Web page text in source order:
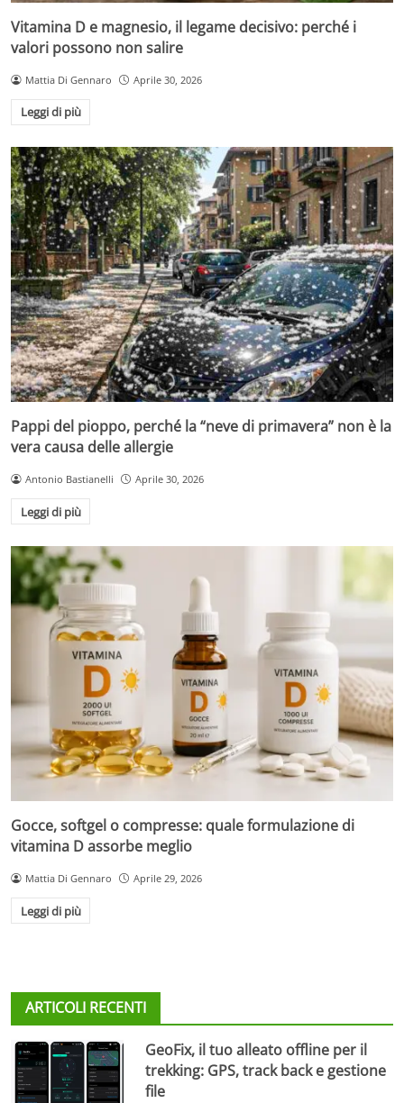
Vitamina D e magnesio, il legame decisivo: perché i
valori possono non salire
Mattia Di Gennaro Aprile 30, 2026
Leggi di più
Pappi del pioppo, perché la “neve di primavera” non è la
vera causa delle allergie
Antonio Bastianelli Aprile 30, 2026
Leggi di più
Gocce, softgel o compresse: quale formulazione di
vitamina D assorbe meglio
Mattia Di Gennaro Aprile 29, 2026
Leggi di più
ARTICOLI RECENTI
GeoFix, il tuo alleato offline per il
trekking: GPS, track back e gestione
file